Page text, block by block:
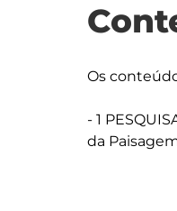
Os
- 1
da